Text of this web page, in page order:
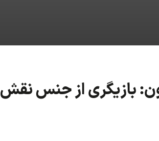
بازیگری از جنس نقش